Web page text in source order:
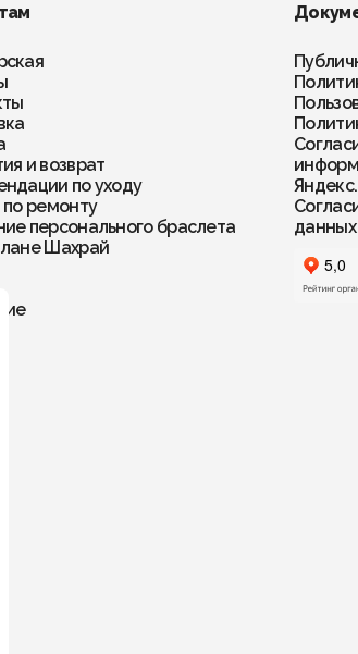
и возврат
по уходу
по ремонту
персонального браслета
Шахрай
данных